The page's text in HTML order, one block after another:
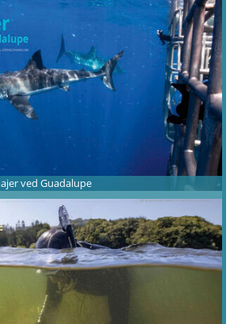
ved Guadalupe